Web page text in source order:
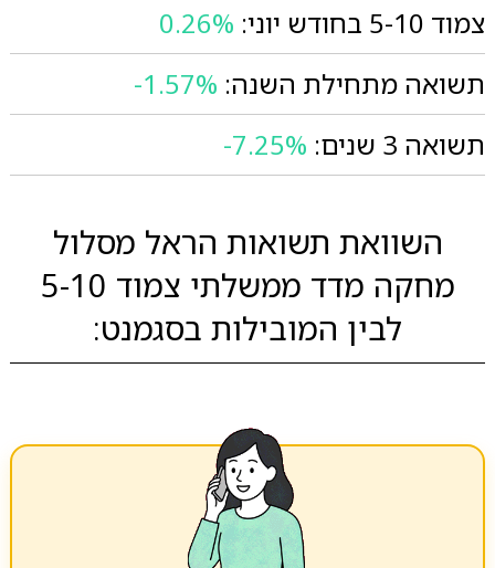
צמוד 5-10 בחודש יוני:
0.26%
תשואה מתחילת השנה: -1.57%
תשואה 3 שנים:
-7.25%
השוואת תשואות הראל מסלול
מחקה מדד ממשלתי צמוד 5-10
לבין המובילות בסגמנט: